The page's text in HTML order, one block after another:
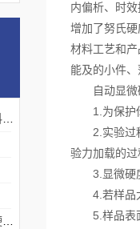
内偏析、时
增加了努氏
材料工艺和
能及的小件
自动显微
1.为保护你
2.实验过程
验力加载的
3.显微硬度
4.若样品太
5.样品表面